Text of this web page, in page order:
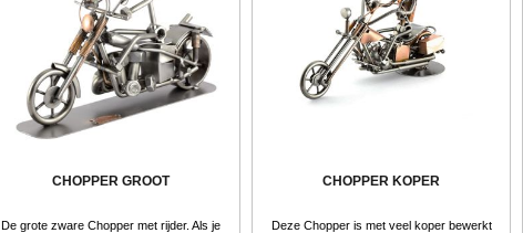
CHOPPER GROOT
De grote zware Chopper met rijder. Als je
CHOPPER KOPER
Deze Chopper is met veel koper bewerkt